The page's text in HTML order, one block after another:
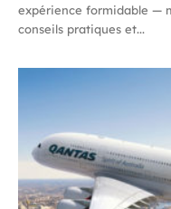
expérience formidable —
conseils pratiques et...